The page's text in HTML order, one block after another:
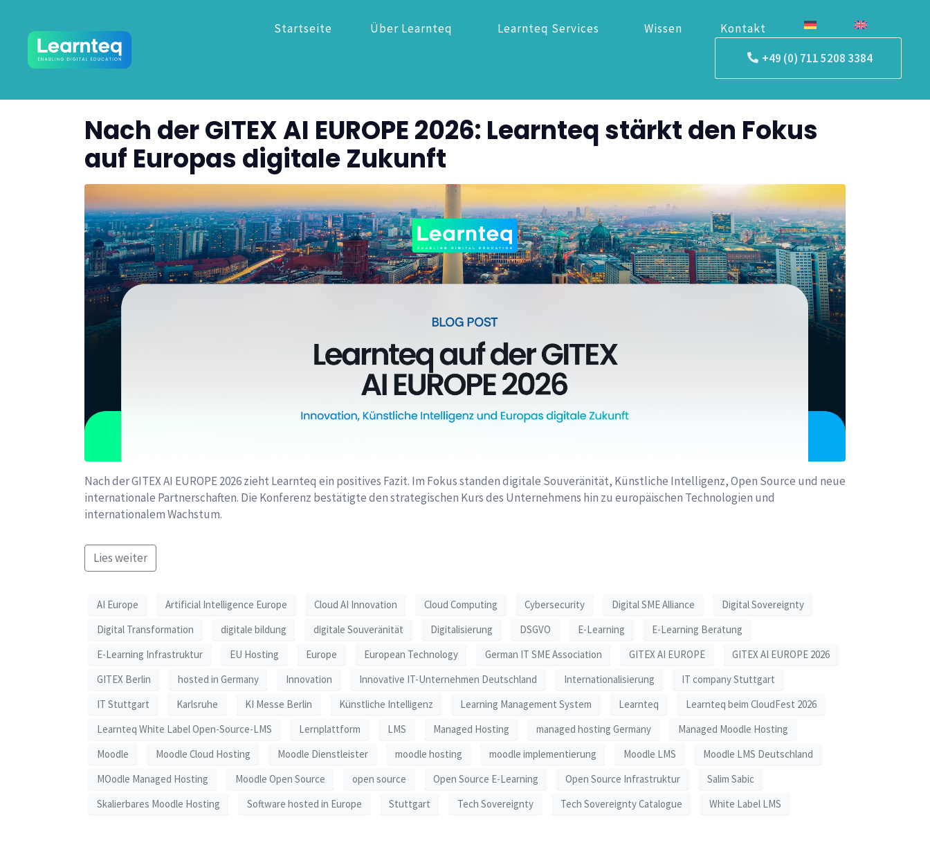
Startseite Über Learnteq Learnteq Services Wissen
Kontakt
+49 (0) 711 5208 3384
Nach der GITEX AI EUROPE 2026: Learnteq stärkt den Fokus
auf Europas digitale Zukunft
Nach der GITEX AI EUROPE 2026 zieht Learnteq ein positives Fazit. Im Fokus standen digitale Souveränität, Künstliche Intelligenz, Open Source und neue
internationale Partnerschaften. Die Konferenz bestätigte den strategischen Kurs des Unternehmens hin zu europäischen Technologien und
internationalem Wachstum.
Lies weiter
AI Europe Artificial Intelligence Europe Cloud AI Innovation Cloud Computing Cybersecurity Digital SME Alliance
Digital Sovereignty
Digital Transformation
digitale bildung digitale Souveränität Digitalisierung DSGVO E-Learning
E-Learning Beratung
E-Learning Infrastruktur
EU Hosting Europe European Technology German IT SME Association GITEX AI EUROPE
GITEX AI EUROPE 2026
GITEX Berlin
hosted in Germany Innovation Innovative IT-Unternehmen Deutschland Internationalisierung
IT company Stuttgart
IT Stuttgart
Karlsruhe KI Messe Berlin Künstliche Intelligenz Learning Management System Learnteq
Learnteq beim CloudFest 2026
Learnteq White Label Open-Source-LMS
Lernplattform LMS Managed Hosting managed hosting Germany
Managed Moodle Hosting
Moodle
Moodle Cloud Hosting Moodle Dienstleister moodle hosting moodle implementierung Moodle LMS
Moodle LMS Deutschland
MOodle Managed Hosting
Moodle Open Source open source Open Source E-Learning Open Source Infrastruktur
Salim Sabic
Skalierbares Moodle Hosting
Software hosted in Europe Stuttgart Tech Sovereignty Tech Sovereignty Catalogue White Label LMS